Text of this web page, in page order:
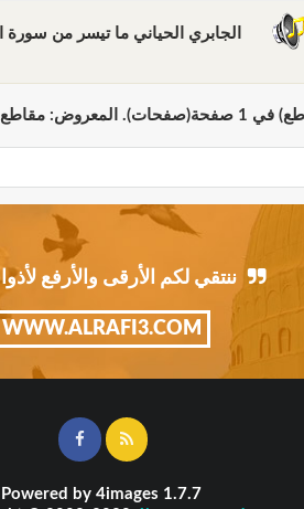
الجابري الحياني ما تيسر من سورة
ننتقي لكم الأرقى والأرفع
WWW.ALRAFI3.COM
Powered by 4images 1.7.7